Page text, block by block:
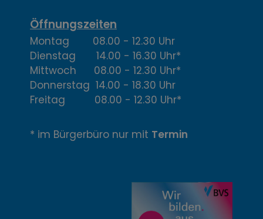
,
Ö
f
f
n
u
Öffnungszeiten
Montag 08.00 - 12.30 Uhr
Dienstag 14.00 - 16.30 Uhr*
Mittwoch 08.00 - 12.30 Uhr*
Donnerstag 14.00 - 18.30 Uhr
Freitag 08.00 - 12.30 Uhr*
* im Bürgerbüro nur mit Termin